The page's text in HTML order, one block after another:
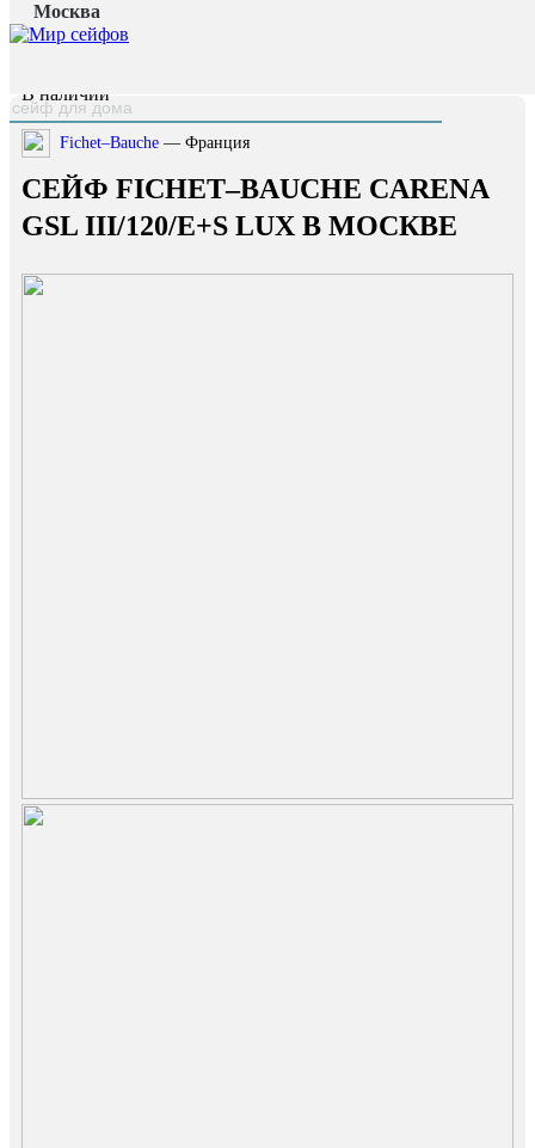
Москва
Главная страница
Каталог /
В наличии
Fichet–Bauche — Франция
СЕЙФ FICHET–BAUCHE CARENA
GSL III/120/E+S LUX В МОСКВЕ